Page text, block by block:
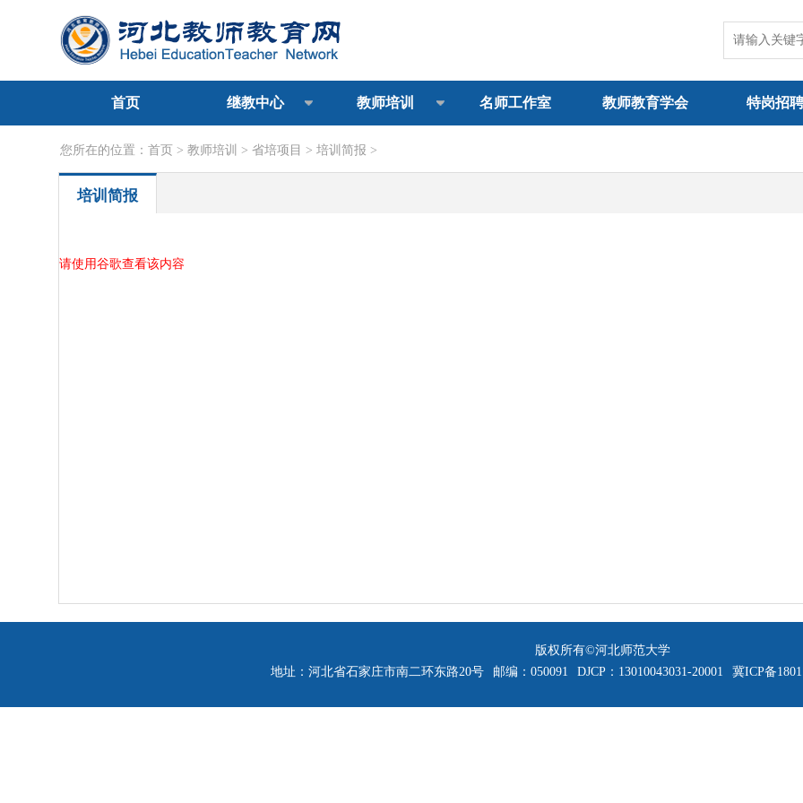
首页 继教中心 教师培训 名师工作室 教师教育学会 特岗招
您所在的位置：首页 >教师培训 >省培项目 >培训简报 >
培训简报
请使用谷歌查看该内容
版权所有©河北师范大学
地址：河北省石家庄市南二环东路20号
邮编：050091 DJCP：13010043031-20001 冀ICP备